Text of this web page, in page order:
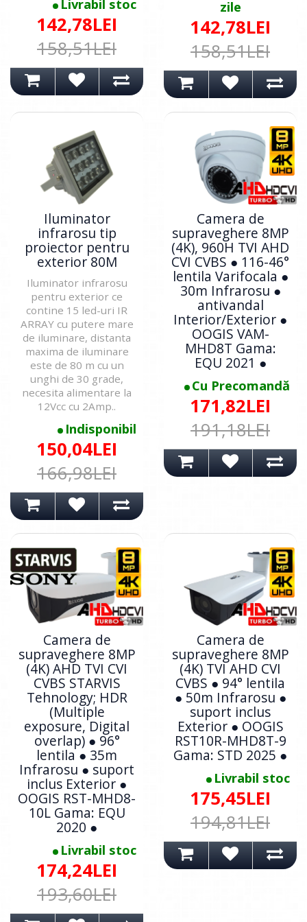
Livrabil stoc
142,78LEI
158,51LEI
zile
142,78LEI
158,51LEI
Iluminator
infrarosu tip
proiector pentru
exterior 80M
Iluminator infrarosu
pentru exterior ce
contine 15 led-uri IR
ARRAY cu putere mare
de iluminare, distanta
maxima de iluminare
este de 80 m cu un
unghi de 30 grade,
necesita alimentare la
12Vcc cu 2Amp..
Indisponibil
150,04LEI
166,98LEI
Camera de
supraveghere 8MP
(4K), 960H TVI AHD
CVI CVBS ● 116-46°
lentila Varifocala ●
30m Infrarosu ●
antivandal
Interior/Exterior ●
OOGIS VAM-
MHD8T Gama:
EQU 2021 ●
Cu Precomandă
171,82LEI
191,18LEI
Camera de
supraveghere 8MP
(4K) AHD TVI CVI
CVBS STARVIS
Tehnology; HDR
(Multiple
exposure, Digital
overlap) ● 96°
lentila ● 35m
Infrarosu ● suport
inclus Exterior ●
OOGIS RST-MHD8-
10L Gama: EQU
2020 ●
Livrabil stoc
174,24LEI
193,60LEI
Camera de
supraveghere 8MP
(4K) TVI AHD CVI
CVBS ● 94° lentila
● 50m Infrarosu ●
suport inclus
Exterior ● OOGIS
RST10R-MHD8T-9
Gama: STD 2025 ●
Livrabil stoc
175,45LEI
194,81LEI